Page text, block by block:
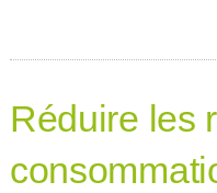
Réduire les